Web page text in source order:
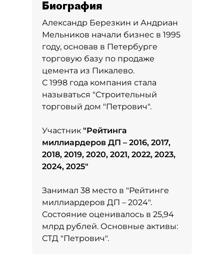
Биография
Александр Березкин и Андриан
Мельников начали бизнес в 1995
году, основав в Петербурге
торговую базу по продаже
цемента из Пикалево.
С 1998 года компания стала
называться "Строительный
торговый дом "Петрович".
Участник "Рейтинга
миллиардеров ДП – 2016, 2017,
2018, 2019, 2020, 2021, 2022, 2023,
2024, 2025"
Занимал 38 место в "Рейтинге
миллиардеров ДП – 2024".
Состояние оценивалось в 25,94
млрд рублей. Основные активы:
СТД "Петрович".